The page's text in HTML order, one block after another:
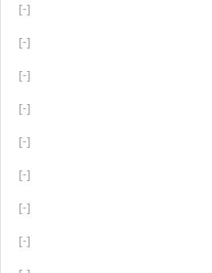
[-]
[-]
[-]
[-]
[-]
[-]
[-]
[-]